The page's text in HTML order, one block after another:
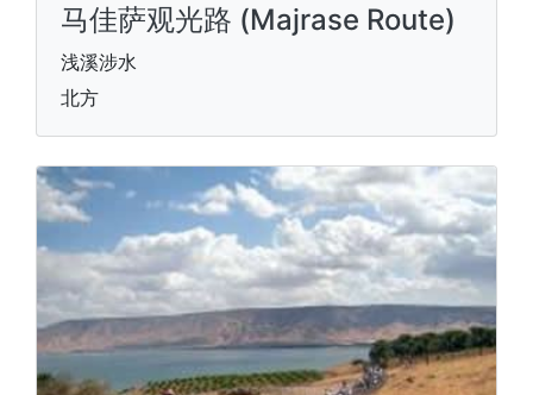
马佳萨观光路 (Majrase Route)
浅溪涉水
北方